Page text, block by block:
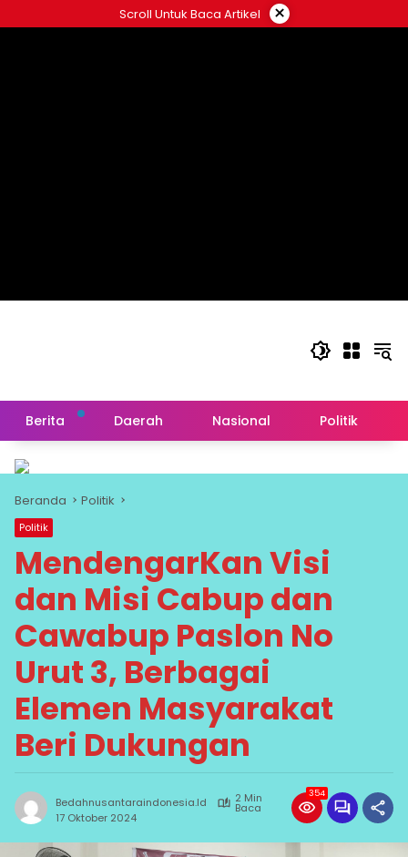
ke
Scroll Untuk Baca Artikel ×
Berita Daerah Nasional Politik
Beranda Politik
Politik
MendengarKan Visi
dan Misi Cabup dan
Cawabup Paslon No
Urut 3, Berbagai
Elemen Masyarakat
Beri Dukungan
Bedahnusantaraindonesia.id 2 Min
Baca
17 Oktober 2024
354